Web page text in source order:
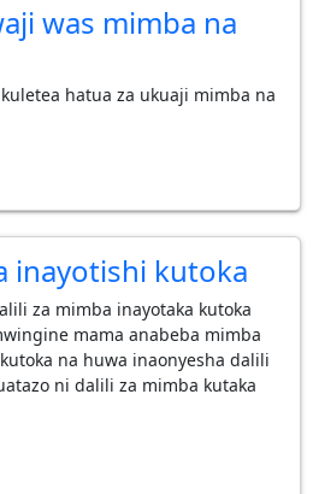
was mimba na
hatua za ukuaji mimba na
inayotishi kutoka
za mimba inayotaka kutoka
mama anabeba mimba
na huwa inaonyesha dalili
ni dalili za mimba kutaka